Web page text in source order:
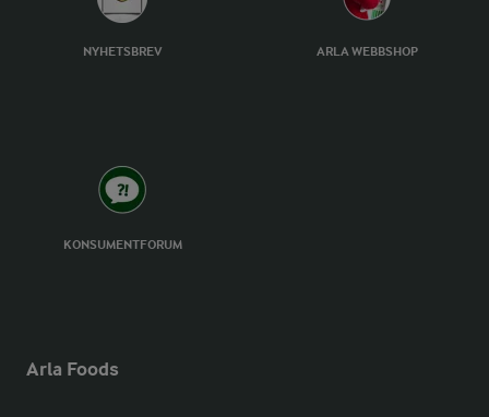
NYHETSBREV ARLA WEBBSHOP
KONSUMENTFORUM
Arla Foods